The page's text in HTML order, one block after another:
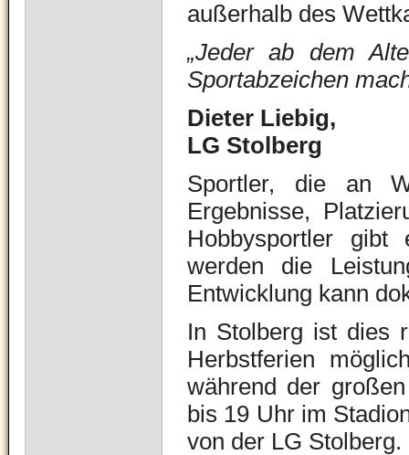
außerhalb des
„Jeder ab dem
Sportabzeichen
Dieter Liebig,
LG Stolberg
Sportler, die an
Ergebnisse,
Hobbysportler gibt
werden die
Entwicklung kann
In Stolberg ist dies
Herbstferien
während der
bis 19 Uhr im
von der LG Stolberg.